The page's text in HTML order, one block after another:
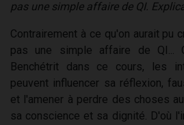
pas une simple affaire de QI.
Contrairement à ce qu'on aurait pu
pas une simple affaire de QI...
Benchétrit dans ce cours, les
peuvent influencer sa réflexion,
et l'amener à perdre des choses
sa conscience et sa dignité. D'où